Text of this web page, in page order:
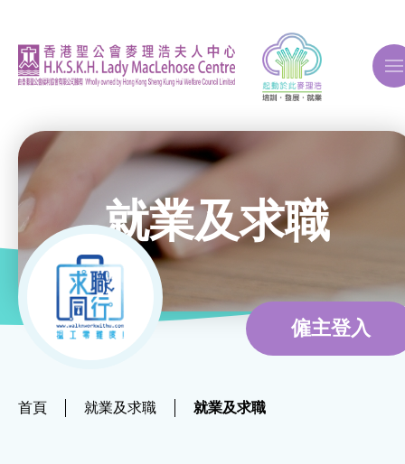
關於我們
ERB再培訓課程
就業及求職
僱主登入
首頁 就業及求職 就業及求職